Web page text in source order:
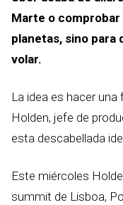
Marte o
planetas, sino para
volar.
La idea es hacer
Holden, jefe de
esta descabellada
Este miércoles
summit de Lisboa,